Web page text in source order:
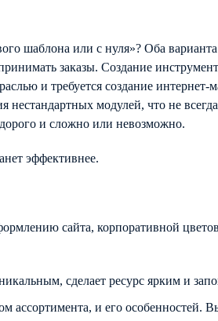
шаблона или с нуля»? Оба
заказы. Создание
и требуется создание
нестандартных модулей, что не
и сложно или невозможно.
эффективнее.
сайта, корпоративной
сделает ресурс ярким и
ассортимента, и его